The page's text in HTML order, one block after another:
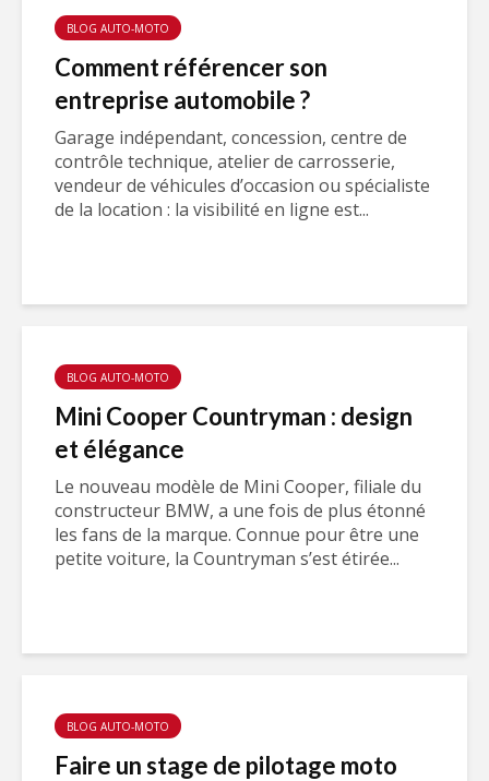
BLOG AUTO-MOTO
Comment référencer son
entreprise automobile ?
Garage indépendant, concession, centre de
contrôle technique, atelier de carrosserie,
vendeur de véhicules d’occasion ou spécialiste
de la location : la visibilité en ligne est...
BLOG AUTO-MOTO
Mini Cooper Countryman : design
et élégance
Le nouveau modèle de Mini Cooper, filiale du
constructeur BMW, a une fois de plus étonné
les fans de la marque. Connue pour être une
petite voiture, la Countryman s’est étirée...
BLOG AUTO-MOTO
Faire un stage de pilotage moto